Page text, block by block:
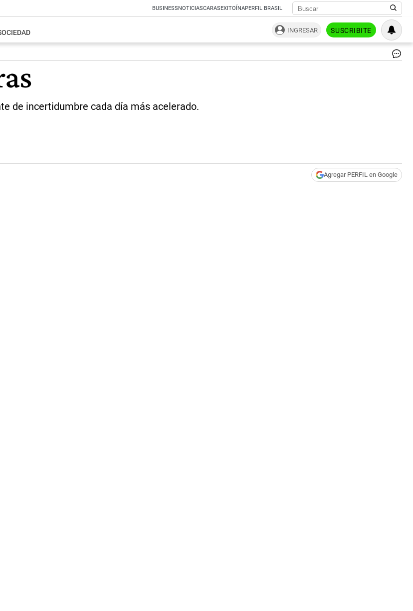
BUSINESSNOTICIASCARASEXITOÍNAPERFIL BRASIL
INGRESAR SUSCRIBITE
de incertidumbre cada día más acelerado.
Agregar PERFIL en Google